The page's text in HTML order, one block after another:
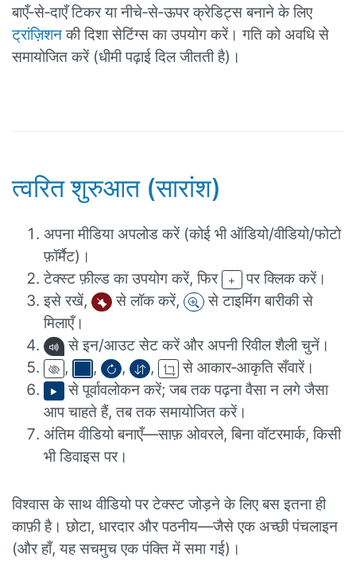
बाएँ‑से‑दाएँ टिकर या नीचे‑से‑ऊपर क्रेडिट्स बनाने के लिए
ट्रांज़िशनकी दिशा सेटिंग्स का उपयोग करें। गति को अवधि से
समायोजित करें (धीमी पढ़ाई दिल जीतती है)।
त्वरित शुरुआत (सारांश)
अपना मीडिया अपलोड करें (कोई भी ऑडियो/वीडियो/फोटो
फ़ॉर्मैट)।
टेक्स्ट फ़ील्ड का उपयोग करें, फिर
पर क्लिक करें।
इसे रखें,
से लॉक करें,
से टाइमिंग बारीकी से
मिलाएँ।
से इन/आउट सेट करें और अपनी रिवील शैली चुनें।
,
, , ,
से आकार‑आकृति सँवारें।
से पूर्वावलोकन करें; जब तक पढ़ना वैसा न लगे जैसा
आप चाहते हैं, तब तक समायोजित करें।
अंतिम वीडियो बनाएँ—साफ़ ओवरले, बिना वॉटरमार्क, किसी
भी डिवाइस पर।
विश्वास के साथ वीडियो पर टेक्स्ट जोड़ने के लिए बस इतना ही
काफ़ी है। छोटा, धारदार और पठनीय—जैसे एक अच्छी पंचलाइन
(और हाँ, यह सचमुच एक पंक्ति में समा गई)।